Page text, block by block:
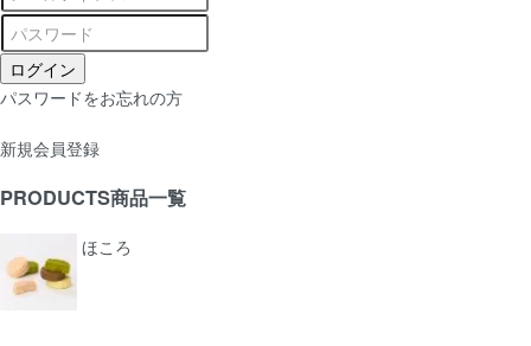
パスワードをお忘れの方
新規会員登録
PRODUCTS商品一覧
ほころ